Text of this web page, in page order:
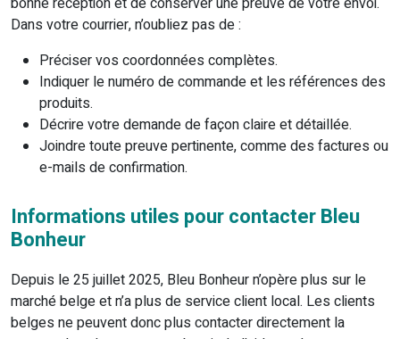
Dans votre courrier, n’oubliez pas de :
Préciser vos coordonnées complètes.
Indiquer le numéro de commande et les références des
produits.
Décrire votre demande de façon claire et détaillée.
Joindre toute preuve pertinente, comme des factures ou
e-mails de confirmation.
Informations utiles pour contacter Bleu
Bonheur
Depuis le 25 juillet 2025, Bleu Bonheur n’opère plus sur le
marché belge et n’a plus de service client local. Les clients
belges ne peuvent donc plus contacter directement la